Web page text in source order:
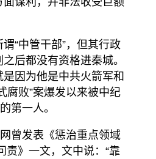
“中管干部”，但其行政
后都没有资格进秦城。
因为他是中共火箭军和
腐败”案爆发以来被中纪
第一人。
曾发表《惩治重点领域
责》一文，文中说：“靠